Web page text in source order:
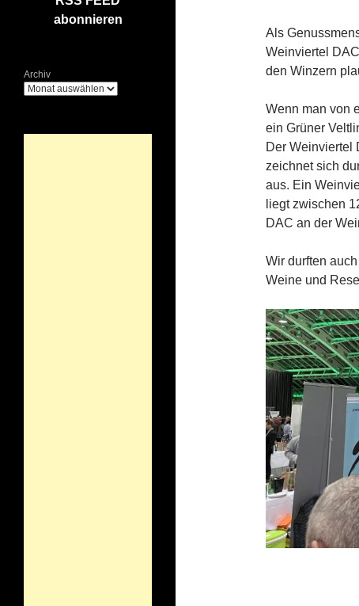
Als
Weinviertel
den Winzern
Wenn man von
ein Grüner
Der Weinviertel
zeichnet sich
aus. Ein
liegt zwischen
DAC an der
Wir durften
Weine und
abonnieren
Archiv